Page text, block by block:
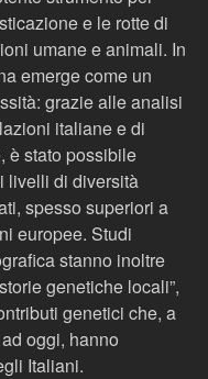
e le rotte di
umane e animali. In
emerge come un
grazie alle analisi
italiane e di
è stato possibile
livelli di diversità
spesso superiori a
europee. Studi
stanno inoltre
genetiche locali”,
genetici che, a
oggi, hanno
Italiani.